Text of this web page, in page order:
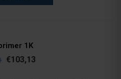
1K
€103,13